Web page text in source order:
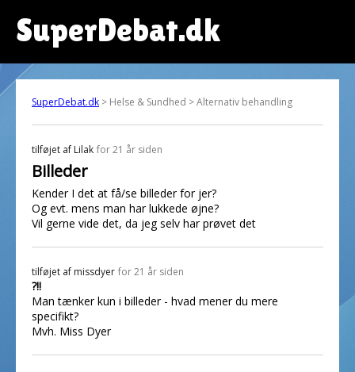
SuperDebat.dk
SuperDebat.dk > Helse & Sundhed > Alternativ behandling
tilføjet af Lilak for 21 år siden
Billeder
Kender I det at få/se billeder for jer?
Og evt. mens man har lukkede øjne?
Vil gerne vide det, da jeg selv har prøvet det
tilføjet af missdyer for 21 år siden
?!!
Man tænker kun i billeder - hvad mener du mere
specifikt?
Mvh. Miss Dyer